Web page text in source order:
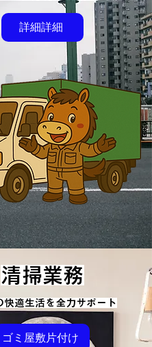
詳細詳細
清掃業務
快適生活を全力サポート
ゴミ屋敷片付け